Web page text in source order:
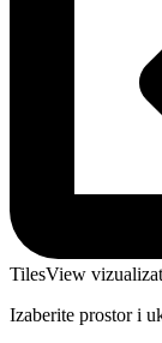
TilesView
Izaberite prostor i